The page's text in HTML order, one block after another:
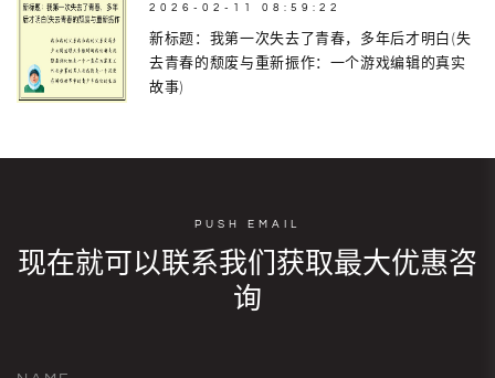
2026-02-11 08:59:22
新标题：我第一次失去了青春，多年后才明白(失
去青春的颓废与重新振作：一个游戏编辑的真实
故事)
PUSH EMAIL
现在就可以联系我们获取最大优惠咨
询